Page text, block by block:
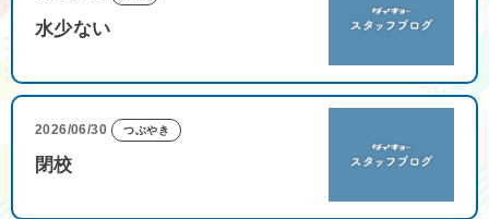
水少ない
2026/06/30 つぶやき
閉校